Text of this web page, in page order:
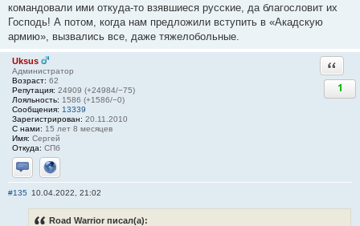
командовали ими откуда-то взявшиеся русские, да благословит их
Господь! А потом, когда нам предложили вступить в «Акадскую
армию», вызвались все, даже тяжелобольные.
Uksus
Администратор
Возраст: 62
Репутация: 24909 (+24984/−75)
Лояльность: 1586 (+1586/−0)
Сообщения: 13339
Зарегистрирован: 20.11.2010
С нами: 15 лет 8 месяцев
Имя: Сергей
Откуда: СПб
Отправить личное сообщение
Сайт
1
#135 10.04.2022, 21:02
Road Warrior писал(а):